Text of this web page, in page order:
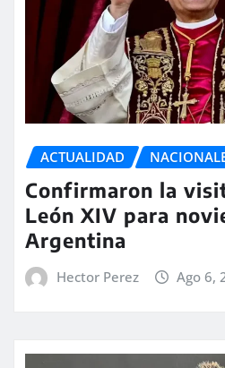
ACTUALIDAD
Confirmaron la
León XIV para
Argentina
Hector Perez Ago 6,